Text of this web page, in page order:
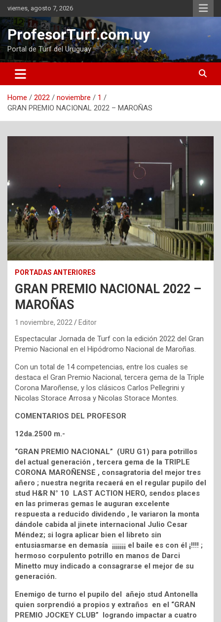
Skip
to
content
viernes, agosto 7, 2026
ProfesorTurf.com.uy
Portal de Turf del Uruguay
Home 2022 noviembre
1
GRAN PREMIO NACIONAL 2022 – MAROÑAS
PORTADAS ANTERIORES
GRAN PREMIO NACIONAL 2022 –
MAROÑAS
1 noviembre, 2022 Editor
Espectacular Jornada de Turf con la edición 2022 del Gran
Premio Nacional en el Hipódromo Nacional de Maroñas.
Con un total de 14 competencias, entre los cuales se
destaca el Gran Premio Nacional, tercera gema de la Triple
Corona Maroñense, y los clásicos Carlos Pellegrini y
Nicolas Storace Arrosa y Nicolas Storace Montes.
COMENTARIOS DEL PROFESOR
12da.2500 m.-
“GRAN PREMIO NACIONAL” (URU G1) para potrillos
del actual generación , tercera gema de la TRIPLE
CORONA MAROÑENSE , consagratoria del mejor tres
añero ; nuestra negrita recaerá en el regular pupilo del
stud H&R N° 10 LAST ACTION HERO, sendos places
en las primeras gemas le auguran excelente
respuesta a reducido dividendo , le variaron la monta
dándole cabida al jinete internacional Julio Cesar
Méndez; si logra aplicar bien el libreto sin
entusiasmarse en demasía ¡¡¡¡¡¡¡ el baile es con él ¡!!!! ;
hermoso corpulento potrillo en manos de Darci
Minetto muy indicado a consagrarse el mejor de su
generación.
Enemigo de turno el pupilo del añejo stud Antonella
quien sorprendió a propios y extraños en el “GRAN
PREMIO JOCKEY CLUB” logrando impactar a cuatro